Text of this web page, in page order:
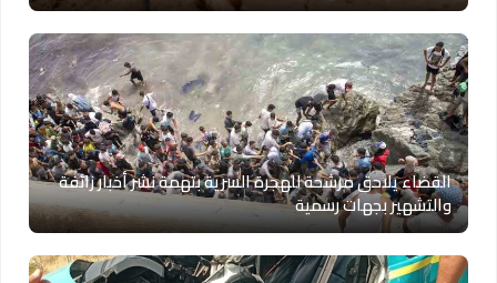
القضاء يلاحق مرشحة للهجرة السرية بتهمة نشر أخبار زائفة
والتشهير بجهات رسمية